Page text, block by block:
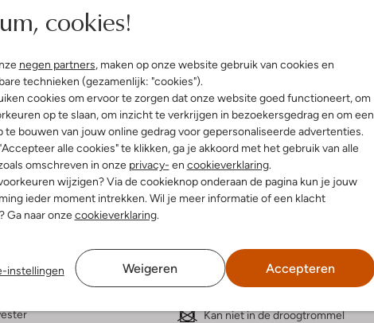
cookies!
negen partners, maken op onze website gebruik van cookies en
technieken (gezamenlijk: "cookies").
cookies om ervoor te zorgen dat onze website goed functioneert, om
op te slaan, om inzicht te verkrijgen in bezoekersgedrag en om een
te bouwen van jouw online gedrag voor gepersonaliseerde advertenties.
alle cookies" te klikken, ga je akkoord met het gebruik van alle
omschreven in onze privacy- en cookieverklaring.
wijzigen? Via de cookieknop onderaan de pagina kun je jouw
ieder moment intrekken. Wil je meer informatie of een klacht
Ga naar onzecookieverklaring.
instellingen Weigeren Accepteren
& retourneren
& Pasvorm
Beperkt wassen op 30 °C
Kan niet in de droogtrommel